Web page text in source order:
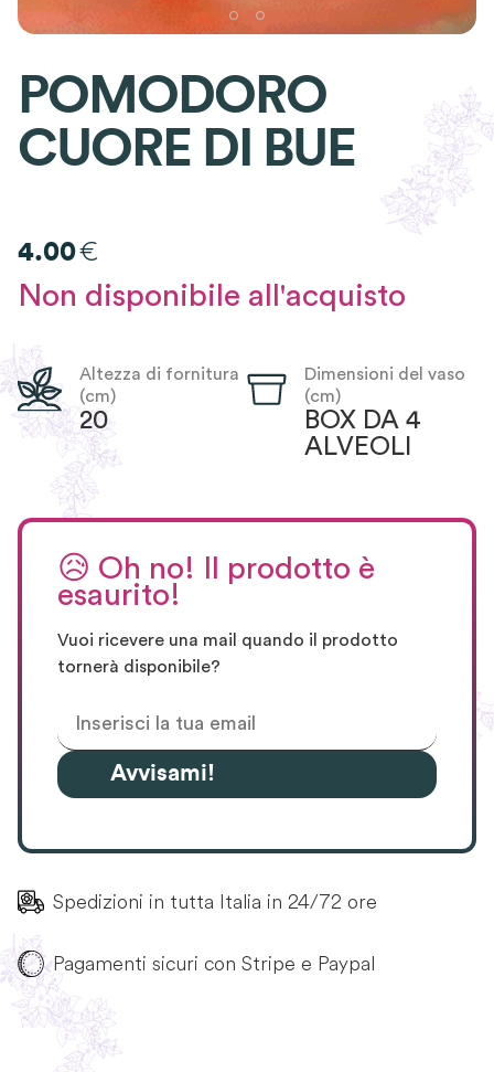
POMODORO
CUORE DI BUE
4.00€
Non disponibile all'acquisto
Altezza di fornitura
(cm)
20
Dimensioni del vaso
(cm)
BOX DA 4
ALVEOLI
😥 Oh no! Il prodotto è
esaurito!
Vuoi ricevere una mail quando il prodotto
tornerà disponibile?
Avvisami!
Spedizioni in tutta Italia in 24/72 ore
Pagamenti sicuri con Stripe e Paypal